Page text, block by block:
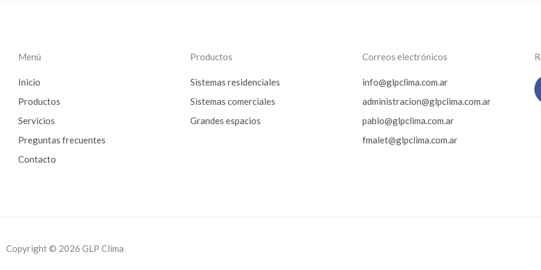
Menú
Inicio
Productos
Servicios
Preguntas frecuentes
Contacto
Productos
Sistemas residenciales
Sistemas comerciales
Grandes espacios
Correos electrónicos
info@glpclima.com.ar
administracion@glpclima.com.ar
pablo@glpclima.com.ar
fmalet@glpclima.com.ar
Copyright © 2026 GLP Clima